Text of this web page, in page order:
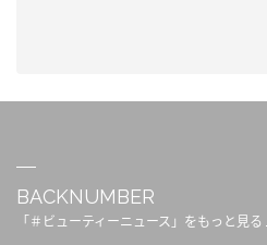
BACKNUMBER
「＃ビューティーニュース」をもっと見る